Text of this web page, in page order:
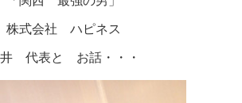
株式会社 ハピネス
代表と お話・・・